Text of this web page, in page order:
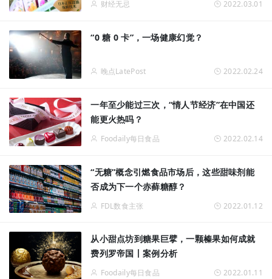
财经无忌 2022.03.01
“0 糖 0 卡”，一场健康幻觉？
晚点LatePost 2022.02.24
一年至少能过三次，“情人节经济”在中国还
能更火热吗？
Foodaily每日食品 2022.02.14
“无糖”概念引燃食品市场后，这些甜味剂能
否成为下一个赤藓糖醇？
FDL数食主张 2022.01.12
从小甜点坊到糖果巨擘，一颗榛果如何成就
费列罗帝国丨案例分析
Foodaily每日食品 2022.01.11